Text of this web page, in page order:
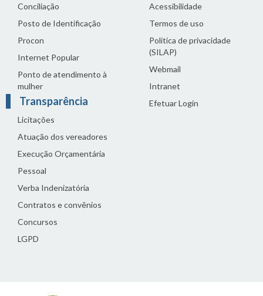
Conciliação
Posto de Identificação
Procon
Internet Popular
Ponto de atendimento à
mulher
Transparência
Licitações
Atuação dos vereadores
Execução Orçamentária
Pessoal
Verba Indenizatória
Contratos e convênios
Concursos
LGPD
Acessibilidade
Termos de uso
Política de privacidade
(SILAP)
Webmail
Intranet
Efetuar Login